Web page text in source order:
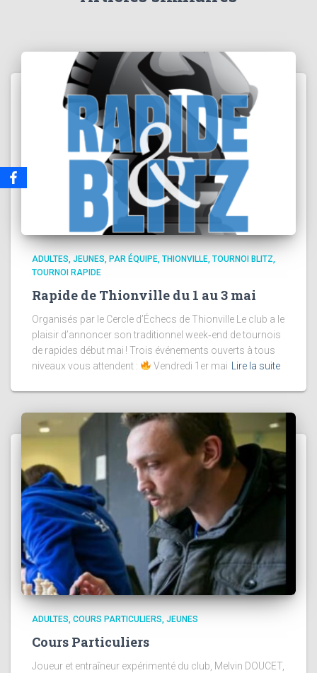
ADULTES JEUNES PAR ÉQUIPE THIONVILLE TOURNOI BLITZ
TOURNOI RAPIDE
Rapide de Thionville du 1 au 3 mai
Organisés par le Cercle d’Échecs de Thionville Le club a le
plaisir d’annoncer son traditionnel week‑end de tournois
de rapides début mai ! Trois événements ouverts à tous
niveaux vous attendent :
Vendredi 1er mai Lire la suite
ADULTES COURS PARTICULIERS JEUNES
Cours Particuliers
Joueur et entraîneur expérimenté du club, Melvin DOUCET,